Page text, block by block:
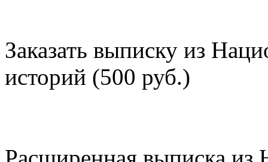
Заказать выписку из
историй (500 руб.)